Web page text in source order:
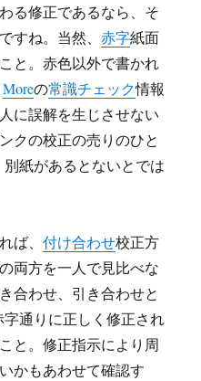
る修正であるなら、そ
すね。当然、赤字紙面
と。赤色以外で書かれ
Moreの常識チェック情報
に誤解を生じさせない
クの校正の売りのひと
紙があるとないとでは
ば、付け合わせ校正方
両方を一人で見比べな
合わせ、引き合わせと
字通りに正しく修正され
と。修正指示により周
かもあわせて確認す